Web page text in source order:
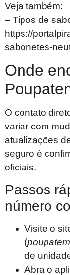
Veja também:
– Tipos de
https://
sabonetes-
Onde
O contato
variar com
atualizações
seguro é
oficiais.
Passos
número
Visite o
(
de
Abra o